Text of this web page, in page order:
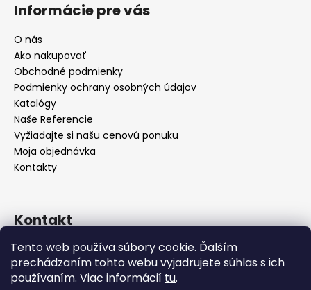
Tento web používa súbory cookie. Ďalším
prechádzaním tohto webu vyjadrujete súhlas s ich
používaním. Viac informácií tu.
Informácie pre vás
O nás
Ako nakupovať
Obchodné podmienky
Podmienky ochrany osobných údajov
Katalógy
Naše Referencie
Vyžiadajte si našu cenovú ponuku
Moja objednávka
Kontakty
Kontakt
info@seevey.sk
+421 907 167 346
+421 911 387 731